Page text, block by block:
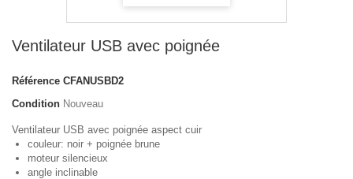
Ventilateur USB avec poignée
Référence CFANUSBD2
Condition Nouveau
Ventilateur USB avec poignée aspect cuir
couleur: noir + poignée brune
moteur silencieux
angle inclinable